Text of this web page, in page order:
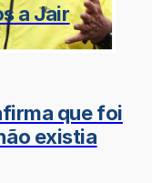
a Jair
que foi
existia